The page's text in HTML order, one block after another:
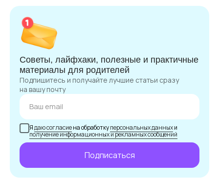
Советы, лайфхаки, полезные и практичные
материалы для родителей
Подпишитесь и получайте лучшие статьи сразу
на вашу почту
Ядаю согласиена обработкуперсональных данныхи
получение информационных и рекламных сообщений
Подписаться